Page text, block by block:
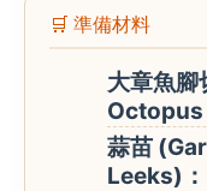
🛒 準備材料
大章魚
Octopus
蒜苗
Leeks)：